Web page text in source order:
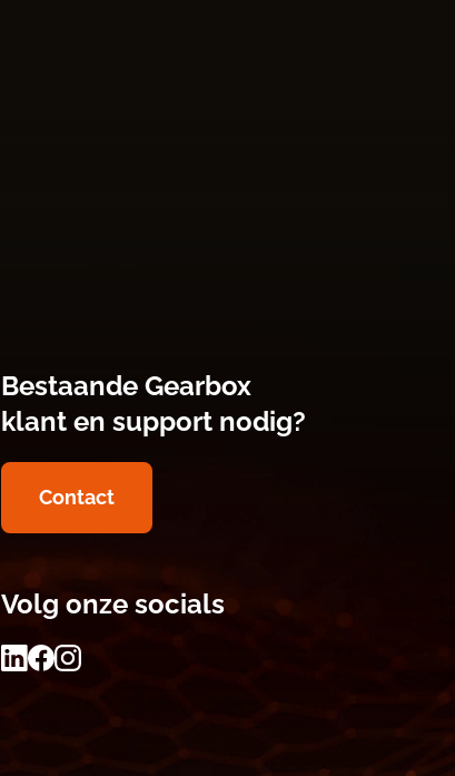
Bestaande Gearbox
klant en support nodig?
Contact
Volg onze socials